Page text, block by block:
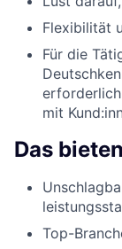
Flexibilität
Für die
mit
Das
Top-